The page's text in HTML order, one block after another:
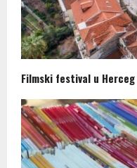
Filmski festival u Herceg